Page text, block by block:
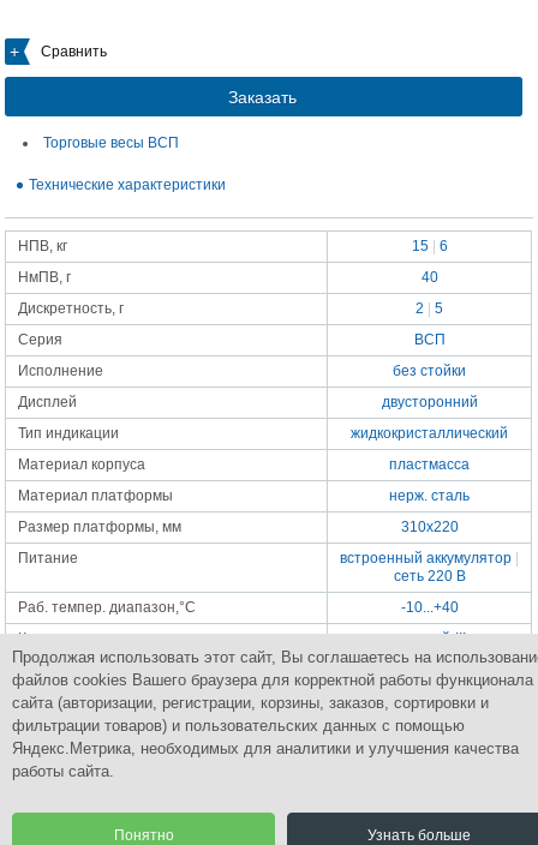
Сравнить
Заказать
Торговые весы ВСП
Технические характеристики
НПВ, кг 15| 6
НмПВ, г
40
Дискретность, г
2 |5
Серия
ВСП
Исполнение
без стойки
Дисплей
двусторонний
Тип индикации
жидкокристаллический
Материал корпуса
пластмасса
Материал платформы
нерж. сталь
Размер платформы, мм
310x220
Питание
встроенный аккумулятор
сеть 220 В
Раб. темпер. диапазон,°С
-10...+40
Класс точности
средний-III
Габаритные размеры, мм
320x350x122
Масса весов, кг
3.7
Комплексное снабжение промышленным оборудованием
Продолжая использовать этот сайт, Вы соглашаетесь на
файлов cookies Вашего браузера для корректной работы функционала
сайта (авторизации, регистрации, корзины, заказов, сортировки и
фильтрации товаров) и пользовательских данных с помощью
Яндекс.Метрика, необходимых для аналитики и улучшения качества
работы сайта.
Понятно Узнать больше